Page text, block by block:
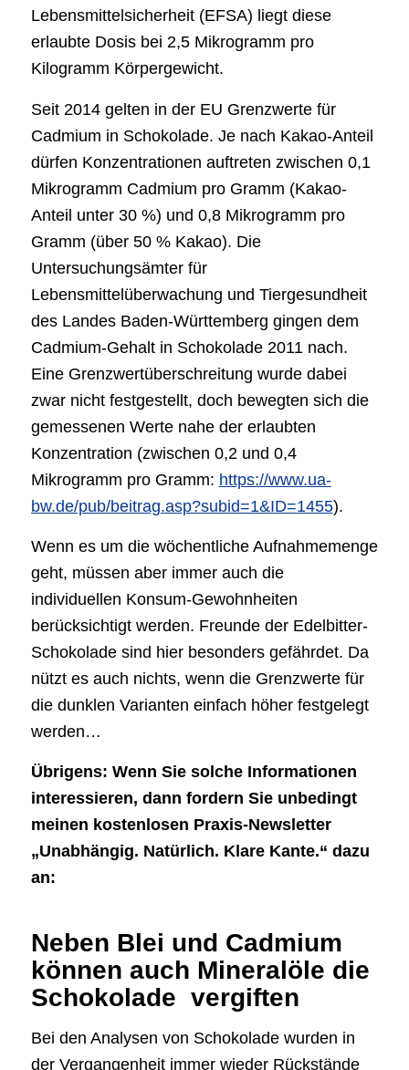
Lebensmittelsicherheit (EFSA) liegt diese
erlaubte Dosis bei 2,5 Mikrogramm pro
Kilogramm Körpergewicht.
Seit 2014 gelten in der EU Grenzwerte für
Cadmium in Schokolade. Je nach Kakao-Anteil
dürfen Konzentrationen auftreten zwischen 0,1
Mikrogramm Cadmium pro Gramm (Kakao-
Anteil unter 30 %) und 0,8 Mikrogramm pro
Gramm (über 50 % Kakao). Die
Untersuchungsämter für
Lebensmittelüberwachung und Tiergesundheit
des Landes Baden-Württemberg gingen dem
Cadmium-Gehalt in Schokolade 2011 nach.
Eine Grenzwertüberschreitung wurde dabei
zwar nicht festgestellt, doch bewegten sich die
gemessenen Werte nahe der erlaubten
Konzentration (zwischen 0,2 und 0,4
Mikrogramm pro Gramm: https://www.ua-
bw.de/pub/beitrag.asp?subid=1&ID=1455).
Wenn es um die wöchentliche Aufnahmemenge
geht, müssen aber immer auch die
individuellen Konsum-Gewohnheiten
berücksichtigt werden. Freunde der Edelbitter-
Schokolade sind hier besonders gefährdet. Da
nützt es auch nichts, wenn die Grenzwerte für
die dunklen Varianten einfach höher festgelegt
werden…
Übrigens: Wenn Sie solche Informationen
interessieren, dann fordern Sie unbedingt
meinen kostenlosen Praxis-Newsletter
„Unabhängig. Natürlich. Klare Kante.“ dazu
an:
Neben Blei und Cadmium
können auch Mineralöle die
Schokolade vergiften
Bei den Analysen von Schokolade wurden in
der Vergangenheit immer wieder Rückstände